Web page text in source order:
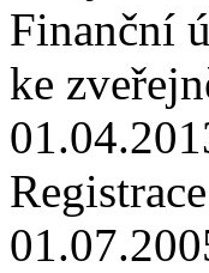
Finanční
ke